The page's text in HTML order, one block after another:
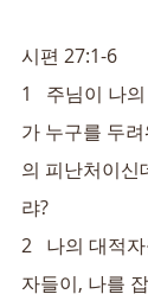
시편 27:1-6
1   주님이 나
가 누구를 두
의 피난처이신
랴?
2   나의 대적
자들이, 나를